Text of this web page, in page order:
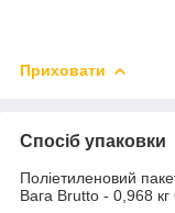
Приховати
Спосіб упаковки
Поліетиленовий
Вага Brutto - 0,968